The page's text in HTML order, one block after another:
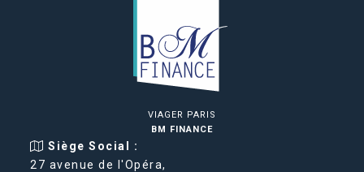
VIAGER PARIS
BM FINANCE
Siège Social :
27 avenue de l'Opéra,